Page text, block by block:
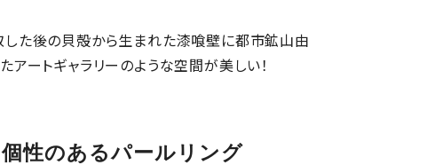
した後の貝殻から生まれた漆喰壁に都市鉱山由
アートギャラリーのような空間が美しい！
性のあるパールリング